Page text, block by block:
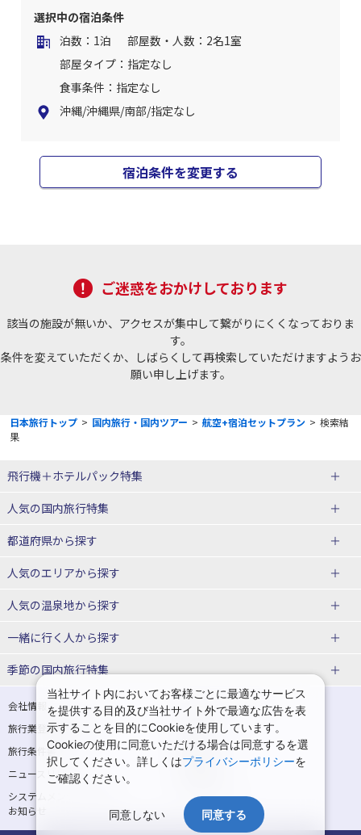
選択中の宿泊条件
泊数：1泊
部屋数・人数：2名1室
部屋タイプ：指定なし
食事条件：指定なし
沖縄/沖縄県/南部/指定なし
宿泊条件を変更する
ご迷惑をおかけしております
該当の施設が無いか、アクセスが集中して繋がりにくくなっておりま
す。
条件を変えていただくか、しばらくして再検索していただけますようお
願い申し上げます。
日本旅行トップ > 国内旅行・国内ツアー > 航空+宿泊セットプラン > 検索結
果
飛行機＋ホテルパック特集
赤い風船ダイナミックパッケージ
ＪＡＬで行く飛行機+ホテルパック
人気の国内旅行特集
東京ディズニーリゾート®への旅
ユニバーサル・スタジオ・ジャパ
都道府県から探す
北海道旅行・ツアー
東北
青森旅行・ツアー
宮城旅行・ツアー
秋田旅行・ツアー
山形旅行・ツアー
福島旅行・ツアー
関東
東京旅行・ツアー
埼玉旅行・ツアー
千葉旅行・ツアー
人気のエリアから探す
函館旅行
仙台旅行
那須旅行
日光旅行
小笠原旅行
神津島旅行
青ヶ島旅行
人気の温泉地から探す
北海道
湯の川温泉(北海道)
十勝川温泉(北海道)
阿寒湖温泉(北海道)
洞爺湖温泉(北海道)
川湯温泉(北海道)
層雲峡温泉(北海道)
知床温泉(北海道)
花巻温泉(岩手)
蔵王温泉(山形)
一緒に行く人から探す
一人旅 国内版
カップル・夫婦旅行 国内版
女子旅 国内版
卒業旅行・学生旅行 国内版
季節の国内旅行特集
桜・お花見特集
ゴールデンウィーク（GW）の国内
旅行
夏休み・お盆の国内旅行
7月の国内旅行
8月の国内旅行
10月の国内旅行
11月の国内旅行
会社情報
プライバシーポリシー
旅行業登録票・約款
規約集
旅行条件書
商標について
ニュースリリース
システムメンテナンスの
お知らせ
サイトマップ
当社サイト内においてお客様ごとに最適なサービス
を提供する目的及び当社サイト外で最適な広告を表
示することを目的にCookieを使用しています。
Cookieの使用に同意いただける場合は同意するを選
択してください。詳しくはプライバシーポリシーを
ご確認ください。
同意しない 同意する